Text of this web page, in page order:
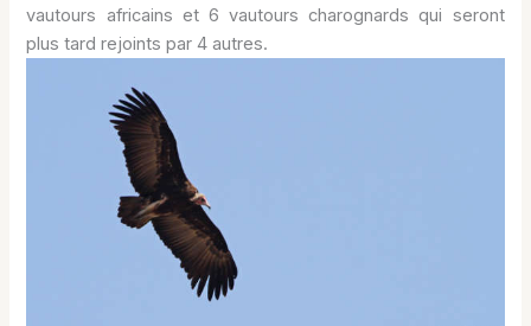
vautours africains et 6 vautours charognards qui seront
plus tard rejoints par 4 autres.